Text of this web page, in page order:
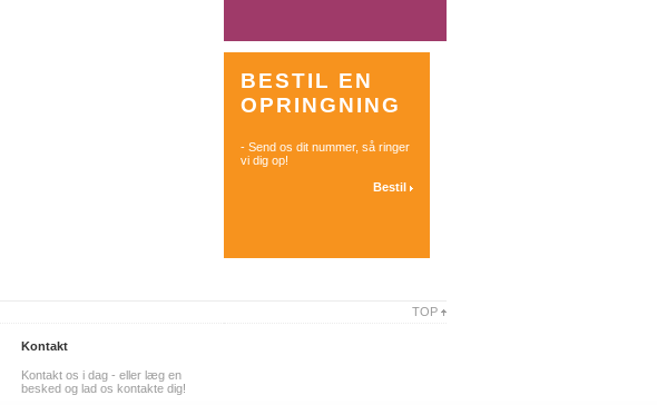
BESTIL EN
OPRINGNING
- Send os dit nummer, så ringer
vi dig op!
Bestil
TOP
Kontakt
Kontakt os i dag - eller læg en
besked og lad os kontakte dig!